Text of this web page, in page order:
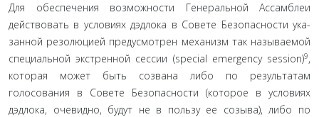
Для обеспечения возможности Генеральной Ассамблеи
действовать в условиях дэдлока в Совете Безопасности ука­
занной резолюцией предусмотрен механизм так называемой
специальной экстренной сессии (special emergency session)9,
ко­торая может быть созвана либо по результатам
голосования в Совете Безопасности (которое в условиях
дэдлока, очевид­но, будут не в пользу ее созыва), либо по